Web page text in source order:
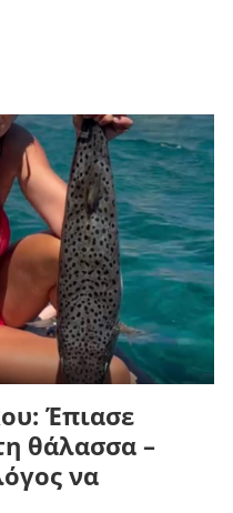
Έπιασε
θάλασσα –
να